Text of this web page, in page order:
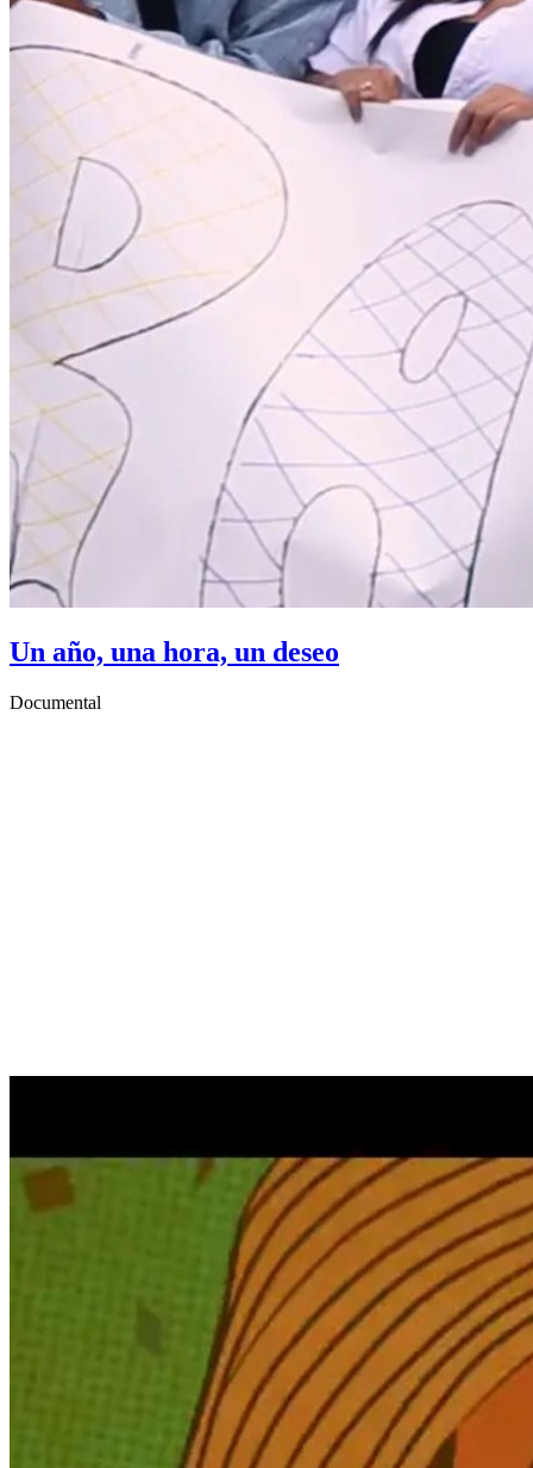
Un año, una hora, un deseo
Documental